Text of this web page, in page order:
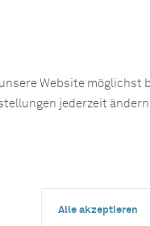
Website
jederzeit
Alle akzeptieren